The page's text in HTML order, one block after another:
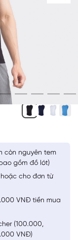
còn nguyên tem
gồm đồ lót)
hoặc cho đơn từ
VNĐ tiền mua
(100.000,
VNĐ)